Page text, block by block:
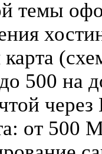
темы
500 на
от 500